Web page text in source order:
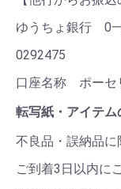
ゆうちょ銀行 0
0292475
口座名称 ポーセ
転写紙・アイテ
不良品・誤納品
ご到着3日以内に